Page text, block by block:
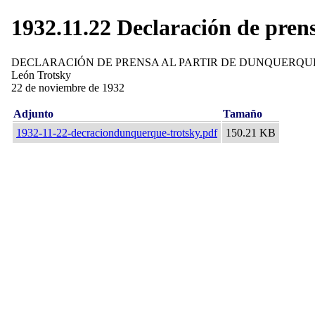
1932.11.22 Declaración de
DECLARACIÓN DE PRENSA AL PARTIR DE
León Trotsky
22 de noviembre de 1932
Adjunto
Tamaño
1932-11-22-decraciondunquerque-trotsky.pdf
150.21 KB